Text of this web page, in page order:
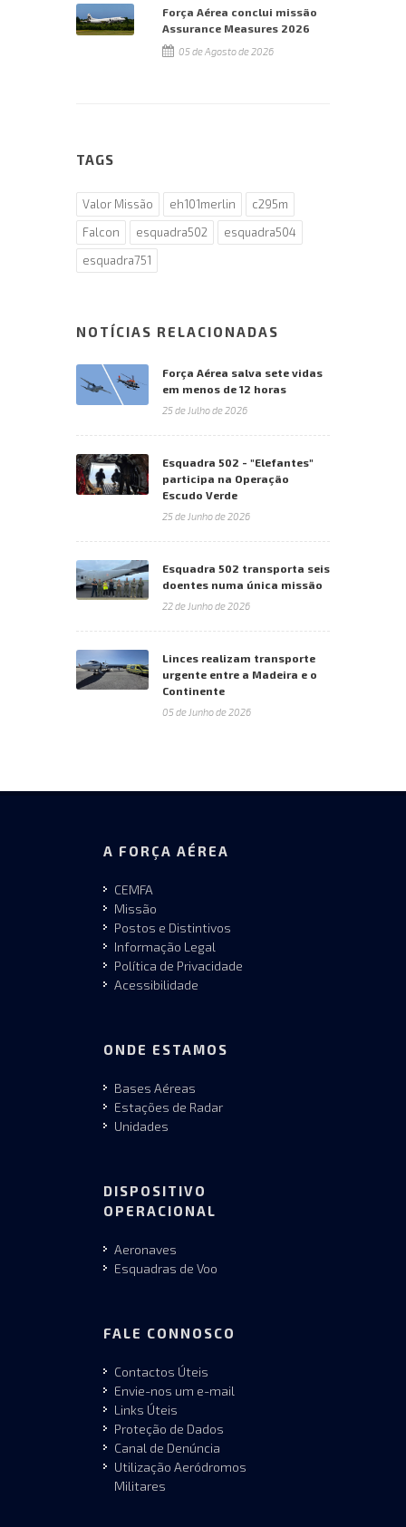
Força Aérea conclui missão
Assurance Measures 2026
05 de Agosto de 2026
TAGS
Valor Missão eh101merlin
c295m
Falcon
esquadra502
esquadra504
esquadra751
NOTÍCIAS RELACIONADAS
Força Aérea salva sete vidas
em menos de 12 horas
25 de Julho de 2026
Esquadra 502 - "Elefantes"
participa na Operação
Escudo Verde
25 de Junho de 2026
Esquadra 502 transporta seis
doentes numa única missão
22 de Junho de 2026
Linces realizam transporte
urgente entre a Madeira e o
Continente
05 de Junho de 2026
A FORÇA AÉREA
CEMFA
Missão
Postos e Distintivos
Informação Legal
Política de Privacidade
Acessibilidade
ONDE ESTAMOS
Bases Aéreas
Estações de Radar
Unidades
DISPOSITIVO
OPERACIONAL
Aeronaves
Esquadras de Voo
FALE CONNOSCO
Contactos Úteis
Envie-nos um e-mail
Links Úteis
Proteção de Dados
Canal de Denúncia
Utilização Aeródromos
Militares